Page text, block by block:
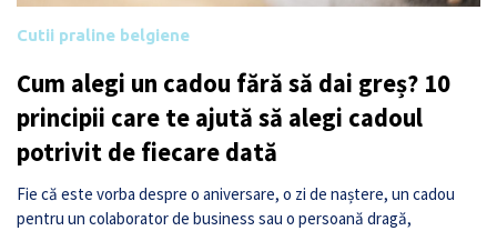
Cutii praline belgiene
Cum alegi un cadou fără să dai greș? 10
principii care te ajută să alegi cadoul
potrivit de fiecare dată
Fie că este vorba despre o aniversare, o zi de naștere, un cadou
pentru un colaborator de business sau o persoană dragă,